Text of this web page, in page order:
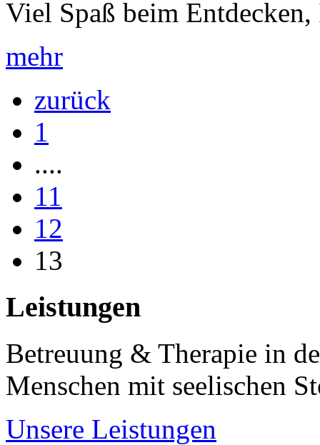
Viel Spaß beim
mehr
zurück
1
....
11
12
13
Leistungen
Betreuung & Therapie in
Menschen mit seelischen
Unsere Leistungen